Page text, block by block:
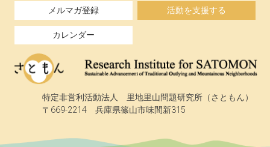
メルマガ登録 活動を支援する
カレンダー
特定非営利活動法人 里地里山問題研究所（さともん）
〒669-2214 兵庫県篠山市味間新315